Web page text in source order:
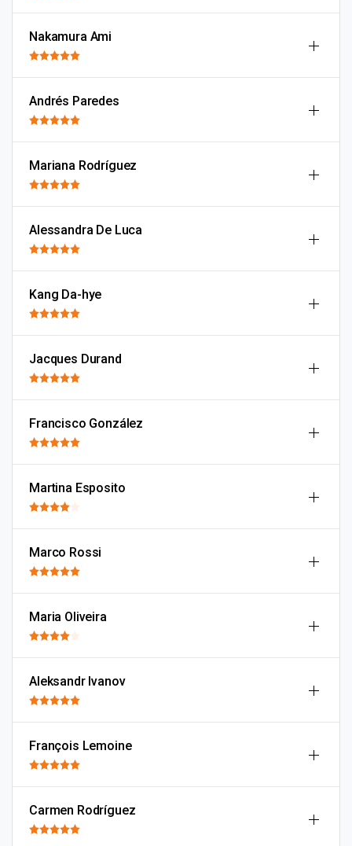
Nakamura Ami
Andrés Paredes
Mariana Rodríguez
Alessandra De Luca
Kang Da-hye
Jacques Durand
Francisco González
Martina Esposito
Marco Rossi
Maria Oliveira
Aleksandr Ivanov
François Lemoine
Carmen Rodríguez